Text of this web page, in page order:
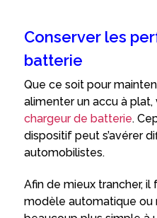
Conserver les
batterie
Que ce soit pour
alimenter un accu à plat,
chargeur de batterie.
dispositif peut s’avérer
automobilistes.
Afin de mieux trancher, il
modèle automatique ou